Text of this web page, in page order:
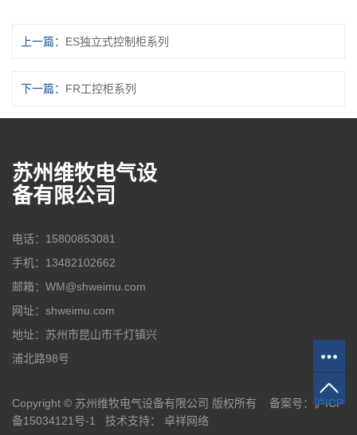
上一篇： ES独立式控制柜系列
下一篇： FR工控柜系列
苏州维牧电气设
备有限公司
电话：15800853081
手机：13482102662
邮箱：WM@shweimu.com
网址：shweimu.com
地址：苏州市昆山市千灯镇兴
浦北路98号
Copyright © 苏州维牧电气设备有限公司 版权所有 备案号：沪ICP
备15034121号-1
技术支持： 卓祥网络